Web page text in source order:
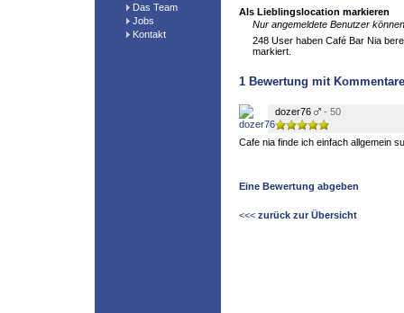
Das Team
Jobs
Kontakt
Als Lieblingslocation markieren
Nur angemeldete Benutzer
248 User haben Café Bar Nia
markiert.
1 Bewertung mit
dozer76 - 50
Cafe nia finde ich einfach allgemein
Eine Bewertung abgeben
<<< zurück zur Übersicht